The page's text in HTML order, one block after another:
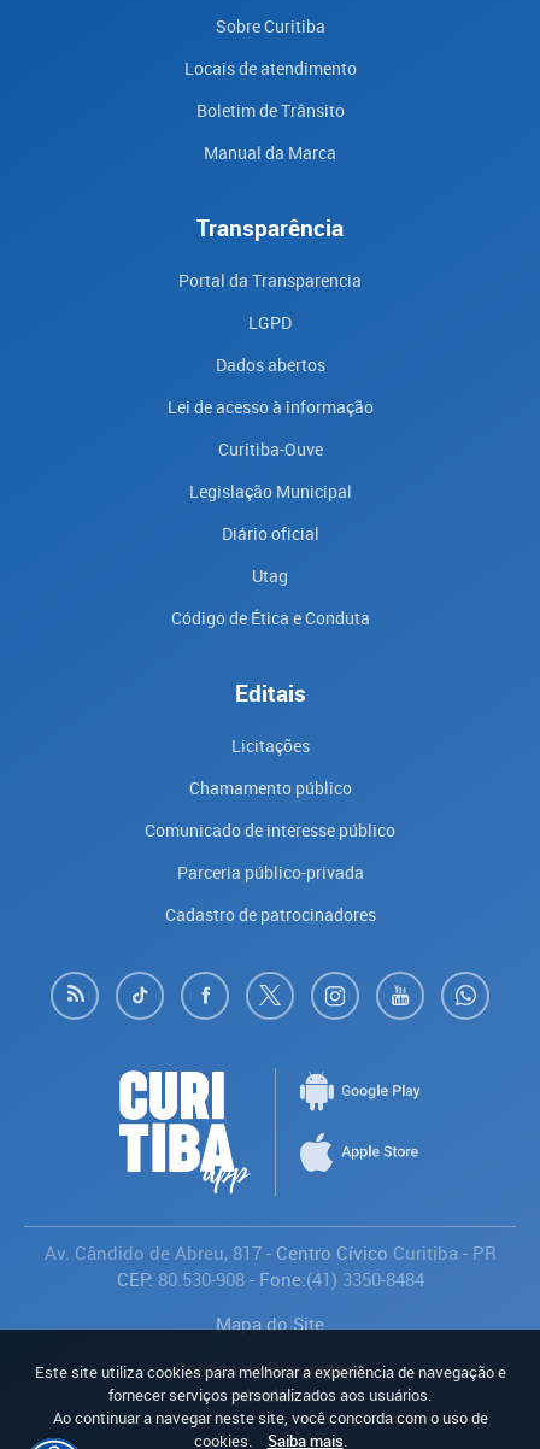
Sobre Curitiba
Locais de atendimento
Boletim de Trânsito
Manual da Marca
Transparência
Portal da Transparencia
LGPD
Dados abertos
Lei de acesso à informação
Curitiba-Ouve
Legislação Municipal
Diário oficial
Utag
Código de Ética e Conduta
Editais
Licitações
Chamamento público
Comunicado de interesse público
Parceria público-privada
Cadastro de patrocinadores
Av. Cândido de Abreu, 817- Centro Cívico Curitiba - PR
CEP: 80.530-908- Fone:(41) 3350-8484
Mapa do Site
Política de Privacidade
Avaliar
Este site utiliza cookies para melhorar a experiência de navegação e
fornecer serviços personalizados aos usuários.
Ao continuar a navegar neste site, você concorda com o uso de
cookies.
Saiba mais.